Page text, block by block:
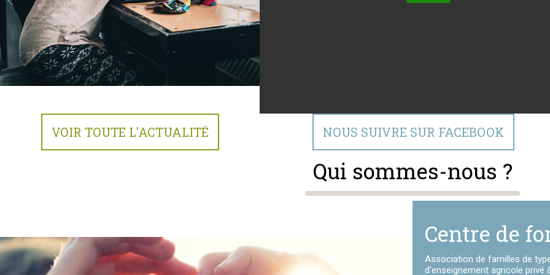
VOIR TOUTE L'ACTUALITÉ NOUS SUIVRE SUR FACEBOOK
Qui sommes-nous ?
Centre de
Association de familles de
d'enseignement agricole privé